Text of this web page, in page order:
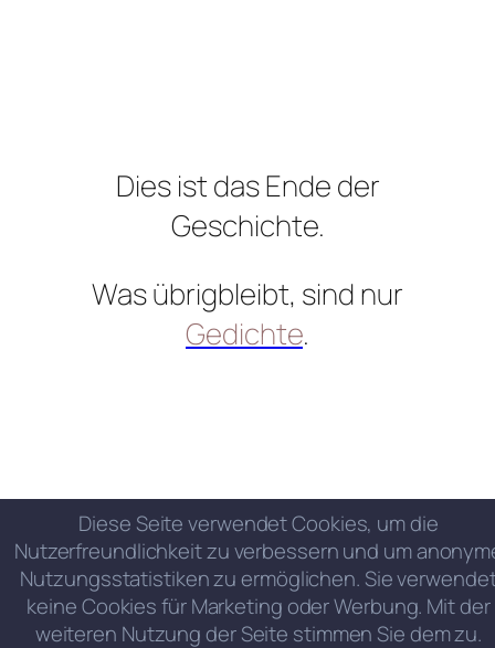
Dies ist das Ende der
Geschichte.
Was übrigbleibt, sind nur
Gedichte.
Diese Seite verwendet Cookies, um die
Nutzerfreundlichkeit zu verbessern und um
Nutzungsstatistiken zu ermöglichen. Sie
keine Cookies für Marketing oder Werbung. Mit der
weiteren Nutzung der Seite stimmen Sie dem zu.